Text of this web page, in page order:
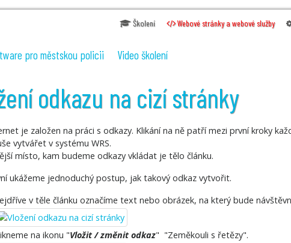
Školení Webové stránky a webové služby
pro městskou policii Video školení
odkazu na cizí stránky
je založen na práci s odkazy. Klikání na ně patří mezi první kroky
vytvářet v systému WRS.
místo, kam budeme odkazy vkládat je tělo článku.
ukážeme jednoduchý postup, jak takový odkaz vytvořit.
v těle článku označíme text nebo obrázek, na který bude
na ikonu "Vložit / změnit odkaz" "Zeměkouli s řetězy".